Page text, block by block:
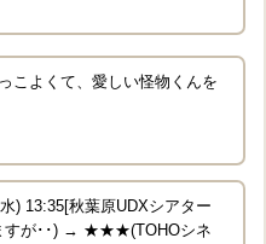
こよくて、愛しい怪物くんを
) 13:35[秋葉原UDXシアター
すが･･) → ★★★(TOHOシネ